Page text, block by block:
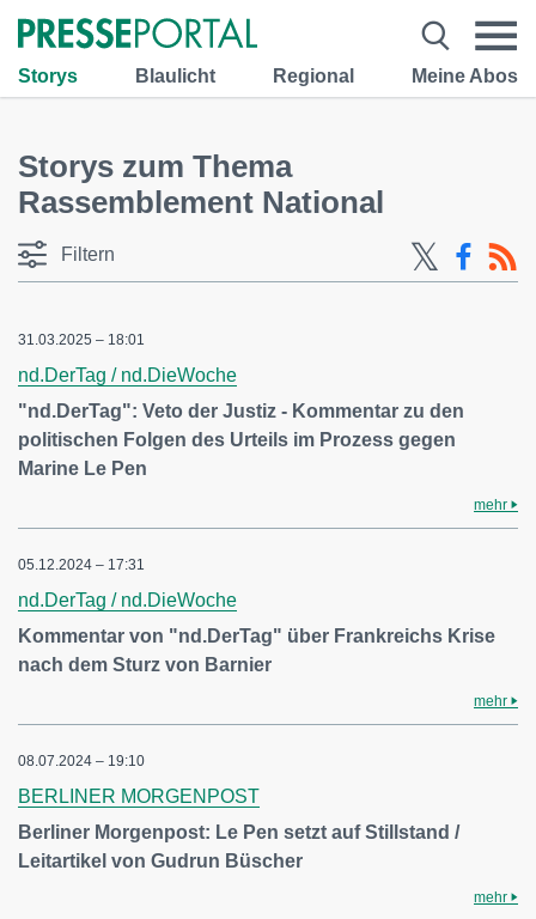
Storys Blaulicht Regional Meine Abos
Storys zum Thema
Rassemblement National
Filtern
31.03.2025 – 18:01
nd.DerTag / nd.DieWoche
"nd.DerTag": Veto der Justiz - Kommentar zu den
politischen Folgen des Urteils im Prozess gegen
Marine Le Pen
mehr
05.12.2024 – 17:31
nd.DerTag / nd.DieWoche
Kommentar von "nd.DerTag" über Frankreichs Krise
nach dem Sturz von Barnier
mehr
08.07.2024 – 19:10
BERLINER MORGENPOST
Berliner Morgenpost: Le Pen setzt auf Stillstand /
Leitartikel von Gudrun Büscher
mehr